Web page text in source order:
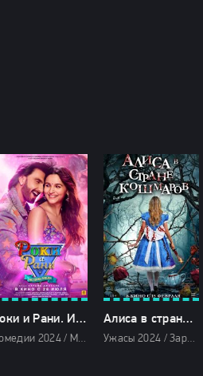
Роки и Рани. История любви (2024)
Комедии 2024 / Мелодрамы 2024 / Зарубежные фильмы 2024 / Новинки кино 2024 / Последние фильмы 2024 / Фильмы весны 2024 / Фильмы 2024 / Смотреть фильмы онлайн
Алиса в стране кошмаров (2024)
Ужасы 2024 / Зарубежные фильмы 2024 / Новинки кино 2024 / Последние фильмы 2024 / Фильмы весны 2024 / Фильмы 2024 / Смотреть фильмы онлайн